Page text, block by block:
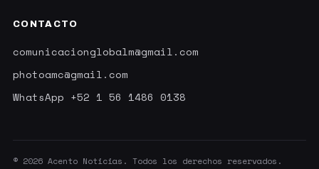
CONTACTO
comunicacionglobalm@gmail.com
photoamc@gmail.com
WhatsApp +52 1 56 1486 0138
© 2026 Acento Noticias. Todos los derechos reservados.